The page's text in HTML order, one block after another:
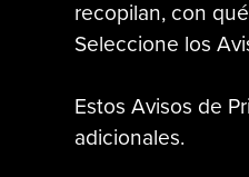
recopilan, con
Seleccione los
Estos Avisos de
adicionales.